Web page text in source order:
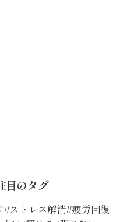
目のタグ
ストレス解消 疲労回復